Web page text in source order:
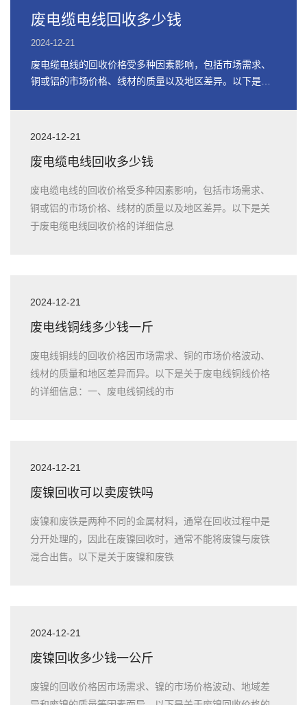
废电缆电线回收多少钱
2024-12-21
废电缆电线的回收价格受多种因素影响，包括市场需求、
铜或铝的市场价格、线材的质量以及地区差异。以下是关
2024-12-21
废电缆电线回收多少钱
废电缆电线的回收价格受多种因素影响，包括市场需求、
铜或铝的市场价格、线材的质量以及地区差异。以下是关
于废电缆电线回收价格的详细信息
2024-12-21
废电线铜线多少钱一斤
废电线铜线的回收价格因市场需求、铜的市场价格波动、
线材的质量和地区差异而异。以下是关于废电线铜线价格
的详细信息：一、废电线铜线的市
2024-12-21
废镍回收可以卖废铁吗
废镍和废铁是两种不同的金属材料，通常在回收过程中是
分开处理的，因此在废镍回收时，通常不能将废镍与废铁
混合出售。以下是关于废镍和废铁
2024-12-21
废镍回收多少钱一公斤
废镍的回收价格因市场需求、镍的市场价格波动、地域差